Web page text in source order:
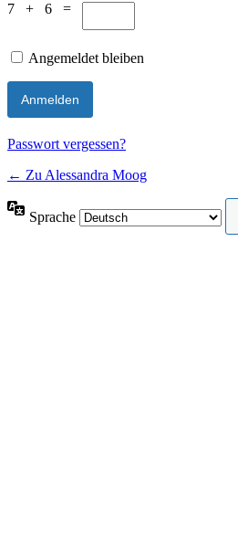
7 + 6 =
Angemeldet bleiben
Passwort vergessen?
← Zu Alessandra Moog
Sprache